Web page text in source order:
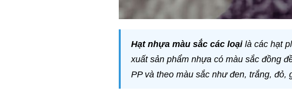
Hạt nhựa màu sắc các loạilà các hạt
xuất sản phẩm nhựa có màu sắc đồng
PP và theo màu sắc như đen, trắng,